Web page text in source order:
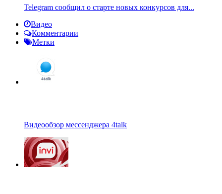
Telegram сообщил о старте новых конкурсов для...
Видео
Комментарии
Метки
Видеообзор мессенджера 4talk